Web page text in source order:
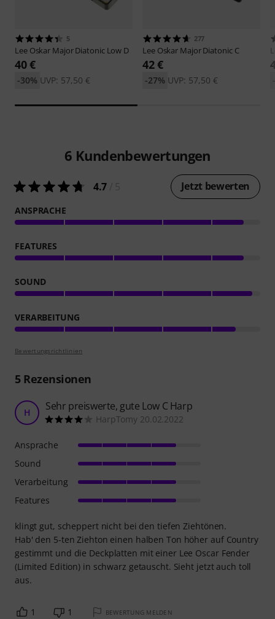
5
Lee Oskar Major Diatonic Low D
40 €
UVP: 57,50 €
-30%
277
Lee Oskar Major Diatonic C
42 €
UVP: 57,50 €
-27%
6 Kundenbewertungen
4.7 Jetzt bewerten
ANSPRACHE
FEATURES
SOUND
VERARBEITUNG
Bewertungsrichtlinien
5Rezensionen
H Sehr preiswerte, gute Low C Harp
HarpTomy 20.02.2022
klingt gut, scheppert nicht bei den tiefen Ziehtönen.
Hab' den 5-ten Ziehton einen halben Ton höher auf Country
gestimmt und die Deckplatten mit einer Lee Oscar Fender
(Limited Edition) in schwarz getauscht. Sieht jetzt auch toll
aus.
Ansprache
Sound
Verarbeitung
Features
1 1 BEWERTUNG MELDEN